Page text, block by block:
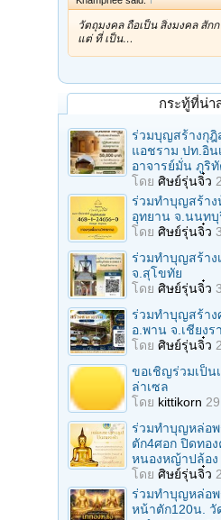
วัตถุมงคล ถือเป็น สิ่งมงคล สัก
แต่ ที่ เป็น…
กระทู้ที่น่า
ร่วมบุญสร้างกุ
แอชราม ปท.อิน
อาจารย์มั่น ภูริ
โดย ศิษย์รุ่นจิ๋ว
ร่วมทําบุญสร้าง
อุทยาน จ.นนทบุ
โดย ศิษย์รุ่นจิ๋ว
ร่วมทําบุญสร้าง
จ.สุโขทัย
โดย ศิษย์รุ่นจิ๋ว
ร่วมทําบุญสร้าง
อ.พาน จ.เชียงร
โดย ศิษย์รุ่นจิ๋ว
ขอเชิญร่วมเป็น
ล่าเซล
โดย kittikorn
ร่วมทําบุญหล่อ
ตัก4ศอก ปิดทอ
หนองหญ้าปล้อ
โดย ศิษย์รุ่นจิ๋ว
ร่วมทําบุญหล่อ
หน้าตัก120น. วั